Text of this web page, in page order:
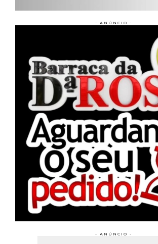
- ANÚNCIO -
- ANÚNCIO -